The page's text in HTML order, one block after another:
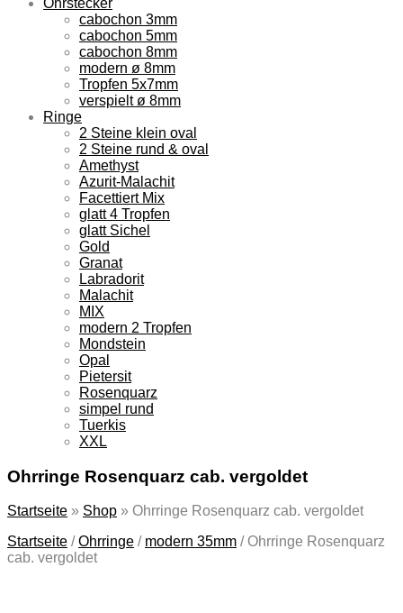
cabochon 3mm
cabochon 5mm
cabochon 8mm
modern ø 8mm
Tropfen 5x7mm
verspielt ø 8mm
Ringe
2 Steine klein oval
2 Steine rund & oval
Amethyst
Azurit-Malachit
Facettiert Mix
glatt 4 Tropfen
glatt Sichel
Gold
Granat
Labradorit
Malachit
MIX
modern 2 Tropfen
Mondstein
Opal
Pietersit
Rosenquarz
simpel rund
Tuerkis
XXL
Ohrringe Rosenquarz cab. vergoldet
Startseite » Shop » Ohrringe Rosenquarz cab. vergoldet
Startseite /Ohrringe / modern 35mm /Ohrringe Rosenquarz
cab. vergoldet